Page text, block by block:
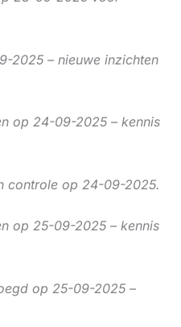
2025 – nieuwe inzichten
op 24-09-2025 – kennis
controle op 24-09-2025.
op 25-09-2025 – kennis
op 25-09-2025 –